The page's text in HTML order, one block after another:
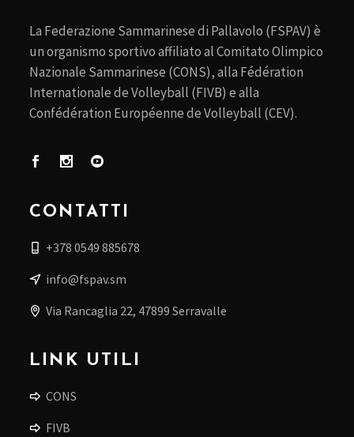
La Federazione Sammarinese di Pallavolo (FSPAV) è
un organismo sportivo affiliato al Comitato Olimpico
Nazionale Sammarinese (CONS), alla Fédération
Internationale de Volleyball (FIVB) e alla
Confédération Européenne de Volleyball (CEV).
CONTATTI
+378 0549 885678
info@fspav.sm
Via Rancaglia 22, 47899 Serravalle
LINK UTILI
CONS
FIVB